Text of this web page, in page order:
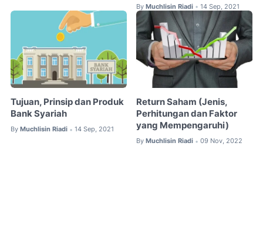
By Muchlisin Riadi • 14 Sep, 2021
Tujuan, Prinsip dan Produk
Bank Syariah
By Muchlisin Riadi • 14 Sep, 2021
Return Saham (Jenis,
Perhitungan dan Faktor
yang Mempengaruhi)
By Muchlisin Riadi • 09 Nov, 2022